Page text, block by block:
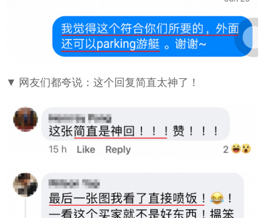
▼ 网友们都夸说：这个回复简直太神了！